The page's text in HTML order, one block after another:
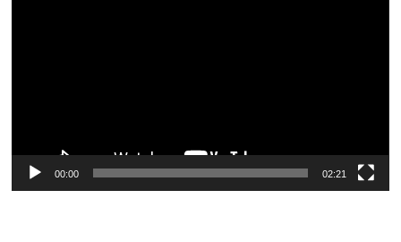
00:00 02:21